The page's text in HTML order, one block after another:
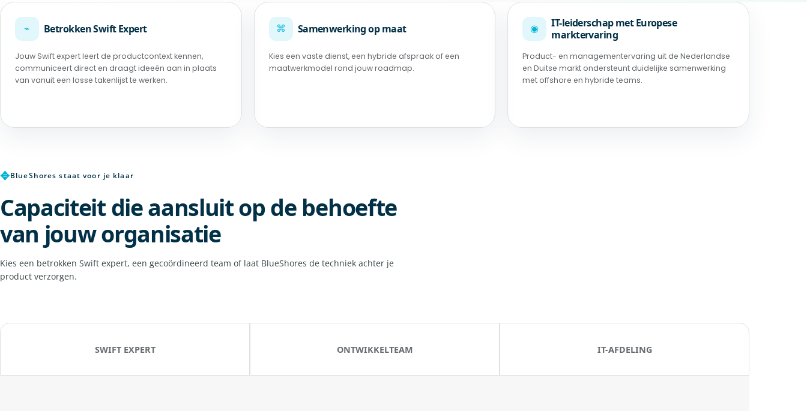
⌁ Betrokken Swift Expert
Jouw Swift expert leert de productcontext kennen,
communiceert direct en draagt ideeën aan in plaats
van vanuit een losse takenlijst te werken.
⌘ Samenwerking op maat
Kies een vaste dienst, een hybride afspraak of een
maatwerkmodel rond jouw roadmap.
◉
IT-leiderschap met Europese
marktervaring
Product- en managementervaring uit de Nederlandse
en Duitse markt ondersteunt duidelijke samenwerking
met offshore en hybride teams.
✥BlueShores staat voor je klaar
Capaciteit die aansluit op de behoefte
van jouw organisatie
Kies een betrokken Swift expert, een gecoördineerd team of laat BlueShores de techniek achter je
product verzorgen.
SWIFT EXPERT ONTWIKKELTEAM IT-AFDELING